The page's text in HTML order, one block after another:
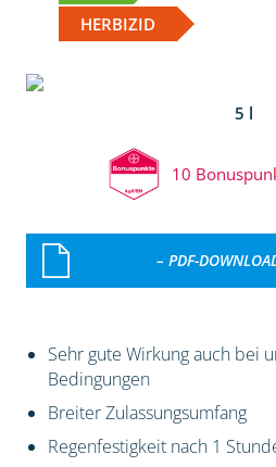
HERBIZID
5 l
10
– PDF-
Sehr gute Wirkung auch bei
Bedingungen
Breiter Zulassungsumfang
Regenfestigkeit nach 1